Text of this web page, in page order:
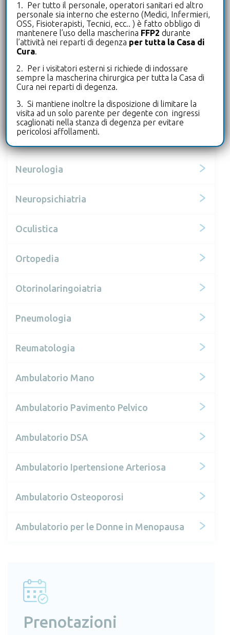
Gastroenterologia
Geriatria
Ginecologia e Ostetricia
Malattie infettive
Nefrologia
Neurologia
Neuropsichiatria
Oculistica
Ortopedia
Otorinolaringoiatria
Pneumologia
Reumatologia
Ambulatorio Mano
Ambulatorio Pavimento Pelvico
Ambulatorio DSA
Ambulatorio Ipertensione Arteriosa
Ambulatorio Osteoporosi
Ambulatorio per le Donne in Menopausa
Prenotazioni
1. Per tutto il personale, operatori sanitari ed altro
personale sia interno che esterno (Medici, Infermieri,
OSS, Fisioterapisti, Tecnici, ecc.. ) è fatto obbligo di
mantenere l’uso della mascherina FFP2 durante
l’attività nei reparti di degenza per tutta la Casa di
Cura.
2. Per i visitatori esterni si richiede di indossare
sempre la mascherina chirurgica per tutta la Casa di
Cura nei reparti di degenza.
3. Si mantiene inoltre la disposizione di limitare la
visita ad un solo parente per degente con ingressi
scaglionati nella stanza di degenza per evitare
pericolosi affollamenti.